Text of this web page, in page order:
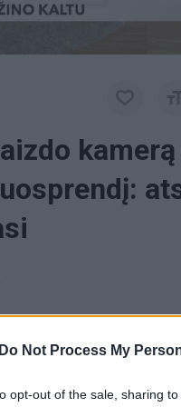
Do Not Process My
opt-out of the sale, sharing
įrengęs šiaulietis po
apribota laisvė,